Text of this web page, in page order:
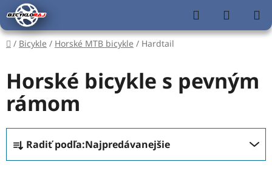
Prejsť
na
obsah
Hľadať
KOŠÍK
Domov
/ Bicykle / Horské MTB bicykle / Hardtail
Horské bicykle s pevným
rámom
R
a
d
Radiť podľa:Najpredávanejšie